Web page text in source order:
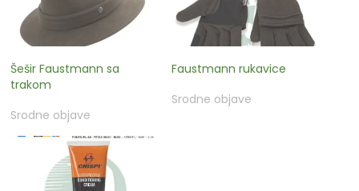
Šešir Faustmann sa
trakom
Srodne objave
Faustmann rukavice
Srodne objave